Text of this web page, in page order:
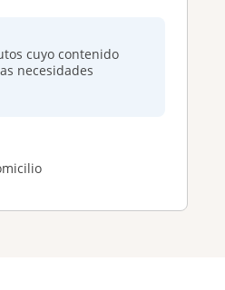
cuyo contenido
necesidades